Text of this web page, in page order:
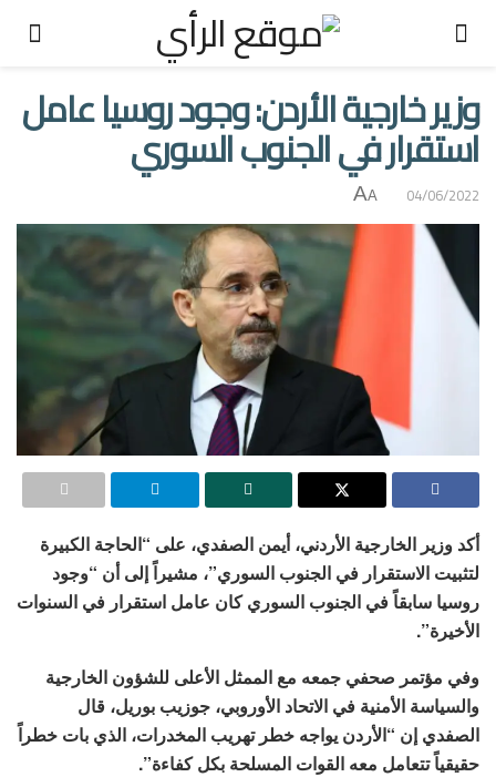
وزير خارجية الأردن: وجود روسيا عامل
استقرار في الجنوب السوري
04/06/2022
A
A
أكد وزير الخارجية الأردني، أيمن الصفدي، على “الحاجة الكبيرة
لتثبيت الاستقرار في الجنوب السوري”، مشيراً إلى أن “وجود
روسيا سابقاً في الجنوب السوري كان عامل استقرار في السنوات
الأخيرة”.
وفي مؤتمر صحفي جمعه مع الممثل الأعلى للشؤون الخارجية
والسياسة الأمنية في الاتحاد الأوروبي، جوزيب بوريل، قال
الصفدي إن “الأردن يواجه خطر تهريب المخدرات، الذي بات خطراً
حقيقياً تتعامل معه القوات المسلحة بكل كفاءة”.